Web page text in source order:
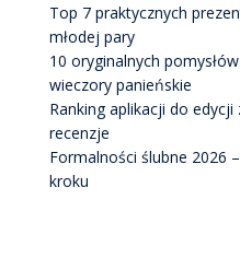
Top 7 praktycznych
młodej pary
10 oryginalnych
wieczory panieńskie
Ranking aplikacji do
recenzje
Formalności ślubne 2026
kroku